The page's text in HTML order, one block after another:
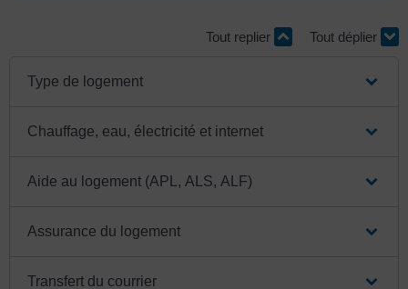
Tout replier Tout déplier
Type de logement
Chauffage, eau, électricité et internet
Aide au logement (APL, ALS, ALF)
Assurance du logement
Transfert du courrier